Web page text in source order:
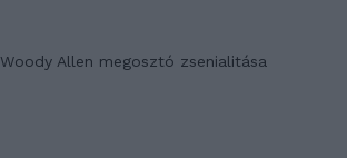
Woody Allen megosztó zsenialitása